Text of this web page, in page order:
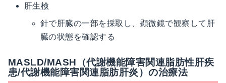
肝生検
針で肝臓の一部を採取し、顕微鏡で観察して肝
臓の状態を確認する
MASLD/MASH（代謝機能障害関連脂肪性肝疾
患/代謝機能障害関連脂肪肝炎）の治療法